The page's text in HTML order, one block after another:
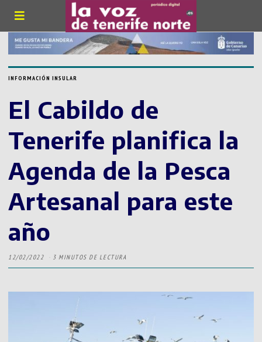
INFORMACIÓN INSULAR
El Cabildo de
Tenerife planifica la
Agenda de la Pesca
Artesanal para este
año
12/02/2022 3 MINUTOS DE LECTURA